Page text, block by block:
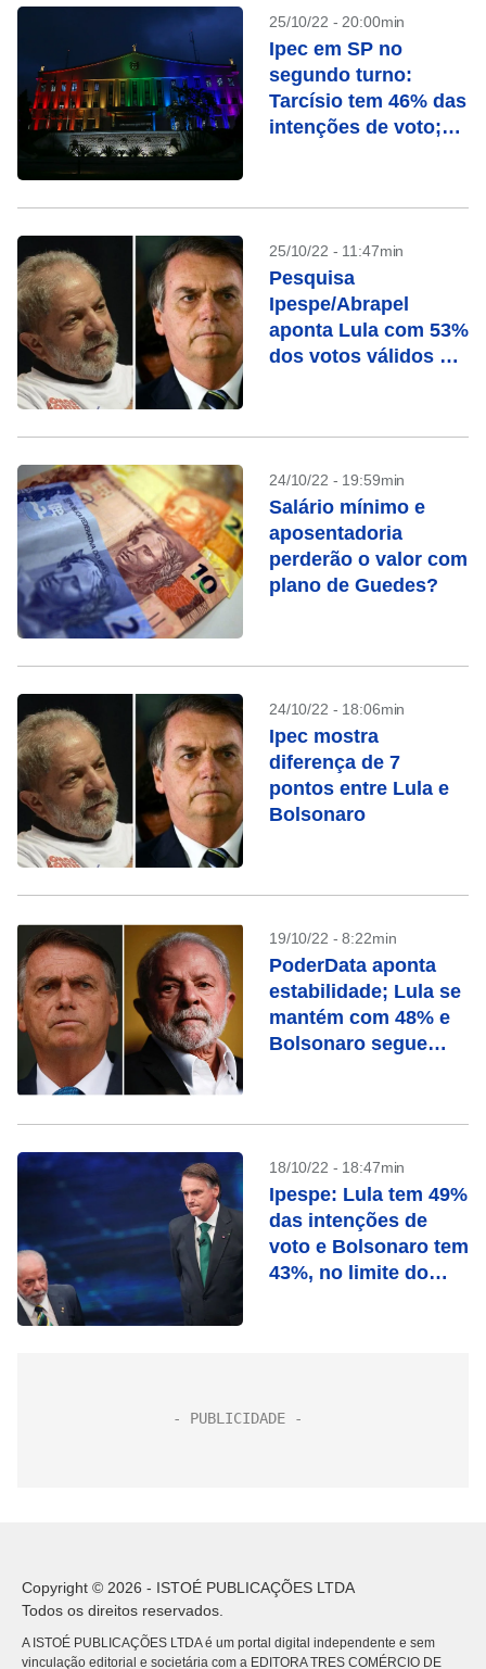
25/10/22 - 20:00min
Ipec em SP no
segundo turno:
Tarcísio tem 46% das
intenções de voto;
25/10/22 - 11:47min
Pesquisa
Ipespe/Abrapel
aponta Lula com 53%
dos votos válidos e
24/10/22 - 19:59min
Salário mínimo e
aposentadoria
perderão o valor com
plano de Guedes?
24/10/22 - 18:06min
Ipec mostra
diferença de 7
pontos entre Lula e
Bolsonaro
19/10/22 - 8:22min
PoderData aponta
estabilidade; Lula se
mantém com 48% e
Bolsonaro segue
18/10/22 - 18:47min
Ipespe: Lula tem 49%
das intenções de
voto e Bolsonaro tem
43%, no limite do
Copyright © 2026 - ISTOÉ PUBLICAÇÕES LTDA
Todos os direitos reservados.
A ISTOÉ PUBLICAÇÕES LTDA é um portal digital independente e sem
vinculação editorial e societária com a EDITORA TRES COMÉRCIO DE